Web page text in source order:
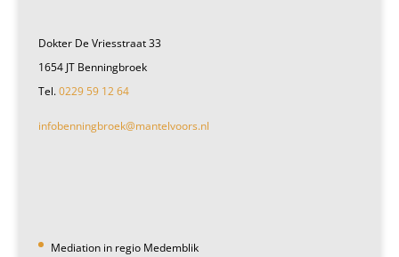
Dokter De Vriesstraat 33
1654 JT Benningbroek
Tel.0229 59 12 64
infobenningbroek@mantelvoors.nl
Mediation in regio Medemblik